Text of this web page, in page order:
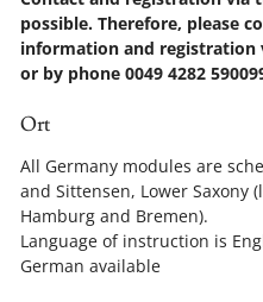
possible. Therefore, please
information and registration
or by phone 0049 4282
Ort
All Germany modules are
and Sittensen, Lower Saxony
Hamburg and Bremen).
Language of instruction is
German available